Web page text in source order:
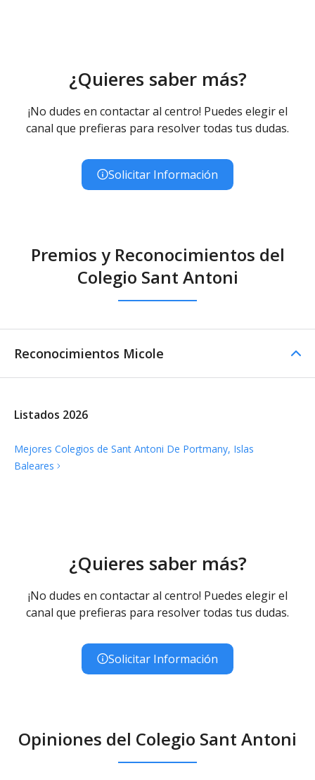
¿Quieres saber más?
¡No dudes en contactar al centro! Puedes elegir el
canal que prefieras para resolver todas tus dudas.
Solicitar Información
Premios y Reconocimientos del
Colegio Sant Antoni
Reconocimientos Micole
Listados 2026
Mejores Colegios de Sant Antoni De Portmany, Islas
Baleares
¿Quieres saber más?
¡No dudes en contactar al centro! Puedes elegir el
canal que prefieras para resolver todas tus dudas.
Solicitar Información
Opiniones del Colegio Sant Antoni